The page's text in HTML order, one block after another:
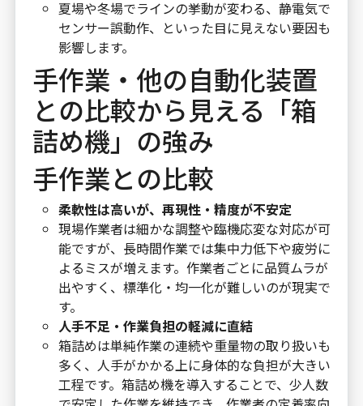
夏場や冬場でラインの挙動が変わる、静電気で
センサー誤動作、といった目に見えない要因も
影響します。
手作業・他の自動化装置
との比較から見える「箱
詰め機」の強み
手作業との比較
柔軟性は高いが、再現性・精度が不安定
現場作業者は細かな調整や臨機応変な対応が可
能ですが、長時間作業では集中力低下や疲労に
よるミスが増えます。作業者ごとに品質ムラが
出やすく、標準化・均一化が難しいのが現実で
す。
人手不足・作業負担の軽減に直結
箱詰めは単純作業の連続や重量物の取り扱いも
多く、人手がかかる上に身体的な負担が大きい
工程です。箱詰め機を導入することで、少人数